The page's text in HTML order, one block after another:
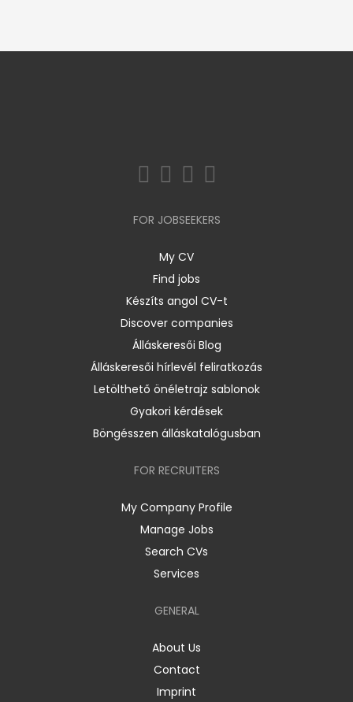
FOR JOBSEEKERS
My CV
Find jobs
Készíts angol CV-t
Discover companies
Álláskeresői Blog
Álláskeresői hírlevél feliratkozás
Letölthető önéletrajz sablonok
Gyakori kérdések
Böngésszen álláskatalógusban
FOR RECRUITERS
My Company Profile
Manage Jobs
Search CVs
Services
GENERAL
About Us
Contact
Imprint